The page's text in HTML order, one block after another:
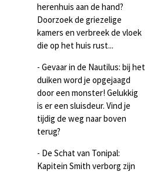
herenhuis aan de hand?
Doorzoek de griezelige
kamers en verbreek de vloek
die op het huis rust...
- Gevaar in de Nautilus: bij het
duiken word je opgejaagd
door een monster! Gelukkig
is er een sluisdeur. Vind je
tijdig de weg naar boven
terug?
- De Schat van Tonipal:
Kapitein Smith verborg zijn